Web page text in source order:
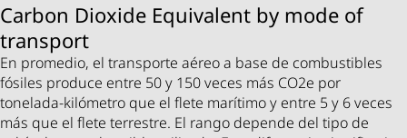
Carbon Dioxide Equivalent by mode of
transport
En promedio, el transporte aéreo a base de combustibles
fósiles produce entre 50 y 150 veces más CO2e por
tonelada-kilómetro que el flete marítimo y entre 5 y 6 veces
más que el flete terrestre. El rango depende del tipo de